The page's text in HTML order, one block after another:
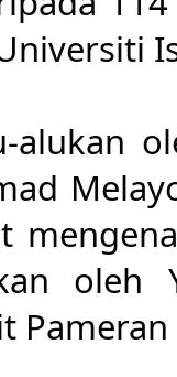
alukan